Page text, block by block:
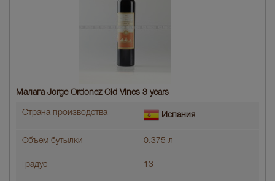
Малага Jorge Ordonez Old Vines 3 years
Страна производства Испания
Объем бутылки 0.375 л
Градус 13